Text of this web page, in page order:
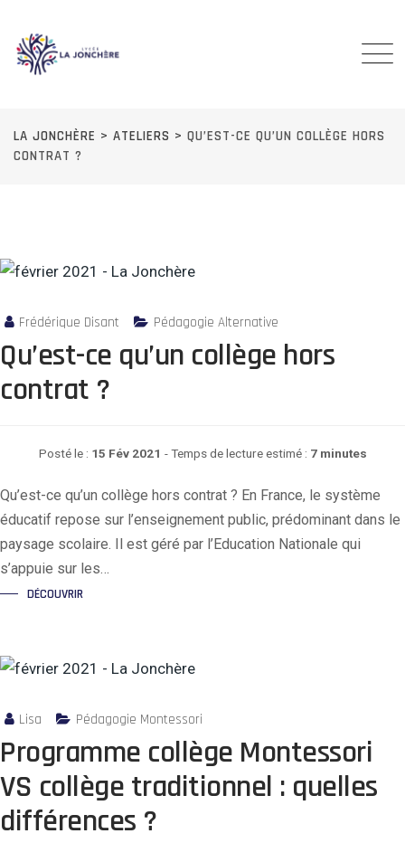
content
LA JONCHÈRE > ATELIERS > QU’EST-CE QU’UN COLLÈGE HORS
CONTRAT ?
Frédérique Disant Pédagogie Alternative
Qu’est-ce qu’un collège hors
contrat ?
Posté le : 15 Fév 2021 - Temps de lecture estimé : 7 minutes
Qu’est-ce qu’un collège hors contrat ? En France, le système
éducatif repose sur l’enseignement public, prédominant dans le
paysage scolaire. Il est géré par l’Education Nationale qui
s’appuie sur les…
DÉCOUVRIR
Lisa Pédagogie Montessori
Programme collège Montessori
VS collège traditionnel : quelles
différences ?